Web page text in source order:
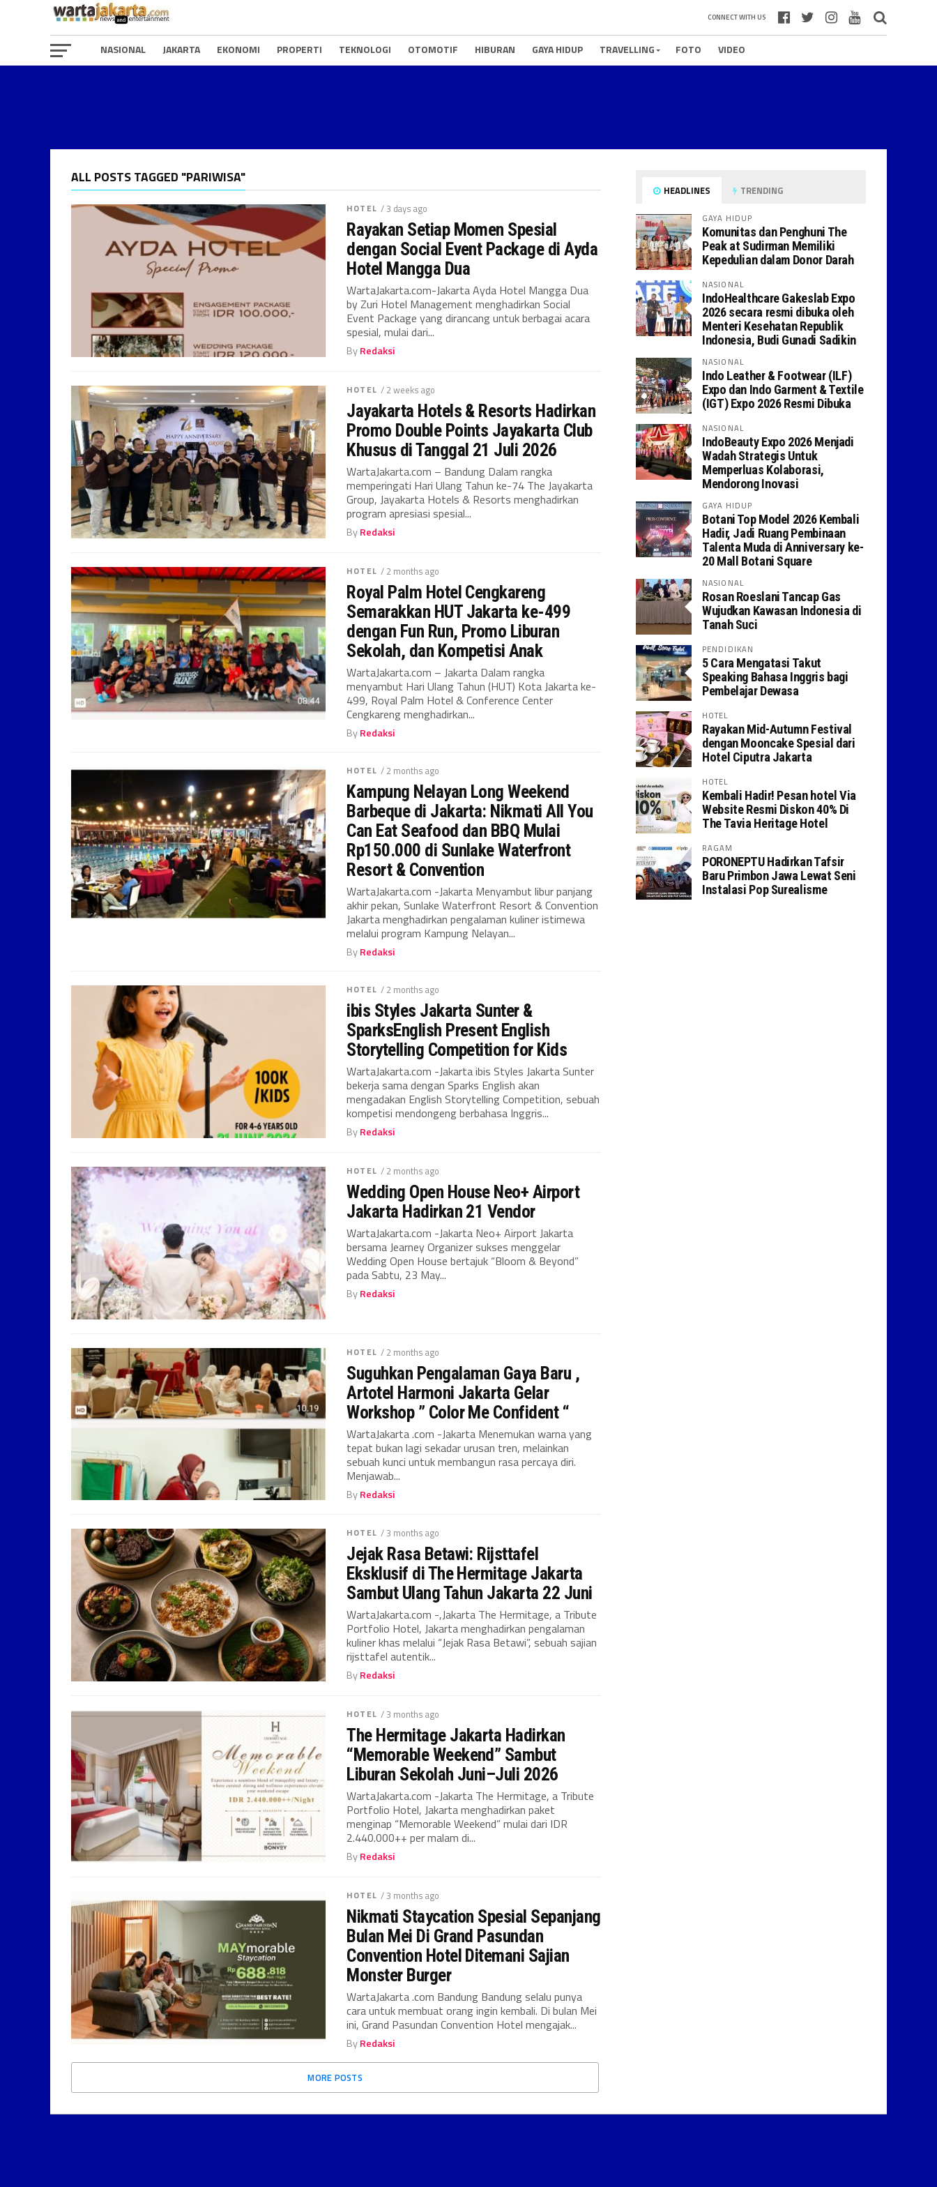
CONNECT WITH US
NASIONAL JAKARTA EKONOMI PROPERTI TEKNOLOGI OTOMOTIF HIBURAN GAYA HIDUP TRAVELLING FOTO VIDEO
ALL POSTS TAGGED "PARIWISA"
HOTEL / 3 days ago
Rayakan Setiap Momen Spesial
dengan Social Event Package di Ayda
Hotel Mangga Dua
WartaJakarta.com-Jakarta Ayda Hotel Mangga Dua
by Zuri Hotel Management menghadirkan Social
Event Package yang dirancang untuk berbagai acara
spesial, mulai dari...
ByRedaksi
HOTEL / 2 weeks ago
Jayakarta Hotels & Resorts Hadirkan
Promo Double Points Jayakarta Club
Khusus di Tanggal 21 Juli 2026
WartaJakarta.com – Bandung Dalam rangka
memperingati Hari Ulang Tahun ke-74 The Jayakarta
Group, Jayakarta Hotels & Resorts menghadirkan
program apresiasi spesial...
ByRedaksi
HOTEL / 2 months ago
Royal Palm Hotel Cengkareng
Semarakkan HUT Jakarta ke-499
dengan Fun Run, Promo Liburan
Sekolah, dan Kompetisi Anak
WartaJakarta.com – Jakarta Dalam rangka
menyambut Hari Ulang Tahun (HUT) Kota Jakarta ke-
499, Royal Palm Hotel & Conference Center
Cengkareng menghadirkan...
ByRedaksi
HOTEL / 2 months ago
Kampung Nelayan Long Weekend
Barbeque di Jakarta: Nikmati All You
Can Eat Seafood dan BBQ Mulai
Rp150.000 di Sunlake Waterfront
Resort & Convention
WartaJakarta.com -Jakarta Menyambut libur panjang
akhir pekan, Sunlake Waterfront Resort & Convention
Jakarta menghadirkan pengalaman kuliner istimewa
melalui program Kampung Nelayan...
ByRedaksi
HOTEL / 2 months ago
ibis Styles Jakarta Sunter &
SparksEnglish Present English
Storytelling Competition for Kids
WartaJakarta.com -Jakarta ibis Styles Jakarta Sunter
bekerja sama dengan Sparks English akan
mengadakan English Storytelling Competition, sebuah
kompetisi mendongeng berbahasa Inggris...
ByRedaksi
HOTEL / 2 months ago
Wedding Open House Neo+ Airport
Jakarta Hadirkan 21 Vendor
WartaJakarta.com -Jakarta Neo+ Airport Jakarta
bersama Jearney Organizer sukses menggelar
Wedding Open House bertajuk “Bloom & Beyond”
pada Sabtu, 23 May...
ByRedaksi
HOTEL / 2 months ago
Suguhkan Pengalaman Gaya Baru ,
Artotel Harmoni Jakarta Gelar
Workshop ” Color Me Confident “
WartaJakarta .com -Jakarta Menemukan warna yang
tepat bukan lagi sekadar urusan tren, melainkan
sebuah kunci untuk membangun rasa percaya diri.
Menjawab...
ByRedaksi
HOTEL / 3 months ago
Jejak Rasa Betawi: Rijsttafel
Eksklusif di The Hermitage Jakarta
Sambut Ulang Tahun Jakarta 22 Juni
WartaJakarta.com -,Jakarta The Hermitage, a Tribute
Portfolio Hotel, Jakarta menghadirkan pengalaman
kuliner khas melalui “Jejak Rasa Betawi”, sebuah sajian
rijsttafel autentik...
ByRedaksi
HOTEL / 3 months ago
The Hermitage Jakarta Hadirkan
“Memorable Weekend” Sambut
Liburan Sekolah Juni–Juli 2026
WartaJakarta.com -Jakarta The Hermitage, a Tribute
Portfolio Hotel, Jakarta menghadirkan paket
menginap “Memorable Weekend” mulai dari IDR
2.440.000++ per malam di...
ByRedaksi
HOTEL / 3 months ago
Nikmati Staycation Spesial Sepanjang
Bulan Mei Di Grand Pasundan
Convention Hotel Ditemani Sajian
Monster Burger
WartaJakarta .com Bandung Bandung selalu punya
cara untuk membuat orang ingin kembali. Di bulan Mei
ini, Grand Pasundan Convention Hotel mengajak...
ByRedaksi
MORE POSTS
HEADLINES TRENDING
GAYA HIDUP
Komunitas dan Penghuni The
Peak at Sudirman Memiliki
Kepedulian dalam Donor Darah
NASIONAL
IndoHealthcare Gakeslab Expo
2026 secara resmi dibuka oleh
Menteri Kesehatan Republik
Indonesia, Budi Gunadi Sadikin
NASIONAL
Indo Leather & Footwear (ILF)
Expo dan Indo Garment & Textile
(IGT) Expo 2026 Resmi Dibuka
NASIONAL
IndoBeauty Expo 2026 Menjadi
Wadah Strategis Untuk
Memperluas Kolaborasi,
Mendorong Inovasi
GAYA HIDUP
Botani Top Model 2026 Kembali
Hadir, Jadi Ruang Pembinaan
Talenta Muda di Anniversary ke-
20 Mall Botani Square
NASIONAL
Rosan Roeslani Tancap Gas
Wujudkan Kawasan Indonesia di
Tanah Suci
PENDIDIKAN
5 Cara Mengatasi Takut
Speaking Bahasa Inggris bagi
Pembelajar Dewasa
HOTEL
Rayakan Mid-Autumn Festival
dengan Mooncake Spesial dari
Hotel Ciputra Jakarta
HOTEL
Kembali Hadir! Pesan hotel Via
Website Resmi Diskon 40% Di
The Tavia Heritage Hotel
RAGAM
PORONEPTU Hadirkan Tafsir
Baru Primbon Jawa Lewat Seni
Instalasi Pop Surealisme